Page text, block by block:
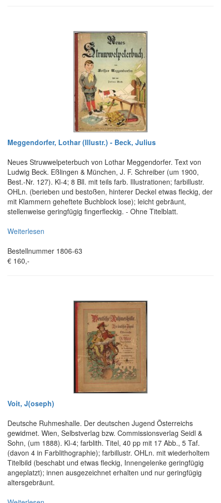
Meggendorfer, Lothar (Illustr.) - Beck, Julius
Neues Struwwelpeterbuch von Lothar Meggendorfer. Text von
Ludwig Beck. Eßlingen & München, J. F. Schreiber (um 1900,
Best.-Nr. 127). Kl-4; 8 Bll. mit teils farb. Illustrationen; farbillustr.
OHLn. (berieben und bestoßen, hinterer Deckel etwas fleckig, der
mit Klammern geheftete Buchblock lose); leicht gebräunt,
stellenweise geringfügig fingerfleckig. - Ohne Titelblatt.
Weiterlesen
Bestellnummer 1806-63
€ 160,-
Voit, J(oseph)
Deutsche Ruhmeshalle. Der deutschen Jugend Österreichs
gewidmet. Wien, Selbstverlag bzw. Commissionsverlag Seidl &
Sohn, (um 1888). Kl-4; farblith. Titel, 40 pp mit 17 Abb., 5 Taf.
(davon 4 in Farblithographie); farbillustr. OHLn. mit wiederholtem
Titelbild (beschabt und etwas fleckig, Innengelenke geringfügig
angeplatzt); innen ausgezeichnet erhalten und nur geringfügig
altersgebräunt.